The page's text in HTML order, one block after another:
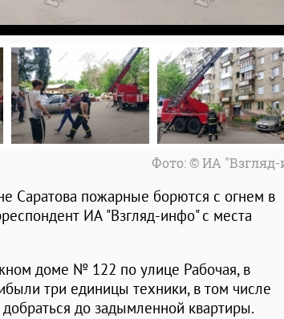
Фото: © ИА
Саратова пожарные борются с огнем в
ИА "Взгляд-инфо" с места
доме № 122 по улице Рабочая, в
три единицы техники, в том числе
до задымленной квартиры.